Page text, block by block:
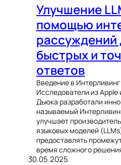
Улучшение
помощью
рассуждений
быстрых и
ответов
Введение в
Исследователи из Apple
Дьюка разработали
называемый
улучшает
языковых моделей
предоставлять
время сложного
30.05.2025